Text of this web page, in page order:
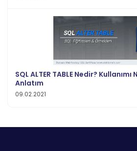
SQL ALTER TABLE Nedir?
Anlatım
09.02.2021